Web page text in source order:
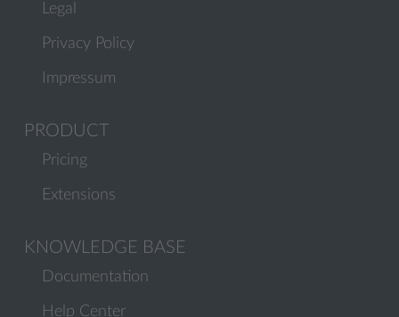
Legal
Privacy Policy
Impressum
PRODUCT
Pricing
Extensions
KNOWLEDGE BASE
Documentation
Help Center